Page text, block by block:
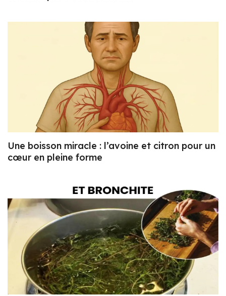
Une boisson miracle : l’avoine et citron pour un
cœur en pleine forme